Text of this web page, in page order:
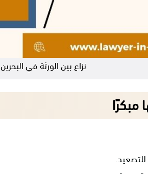
نزاع بين الورثة في البحرين
مبكرًا